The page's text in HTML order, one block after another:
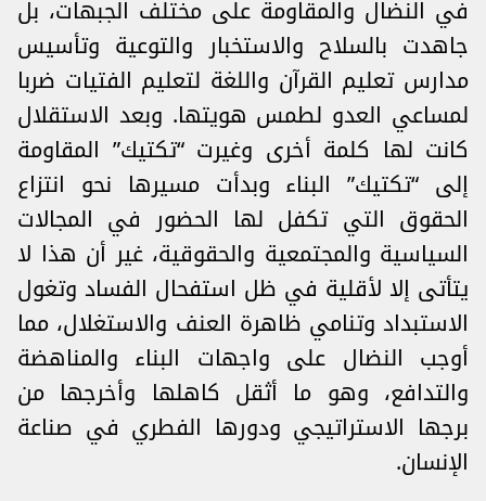
في النضال والمقاومة على مختلف الجبهات، بل
جاهدت بالسلاح والاستخبار والتوعية وتأسيس
مدارس تعليم القرآن واللغة لتعليم الفتيات ضربا
لمساعي العدو لطمس هويتها. وبعد الاستقلال
كانت لها كلمة أخرى وغيرت “تكتيك” المقاومة
إلى “تكتيك” البناء وبدأت مسيرها نحو انتزاع
الحقوق التي تكفل لها الحضور في المجالات
السياسية والمجتمعية والحقوقية، غير أن هذا لا
يتأتى إلا لأقلية في ظل استفحال الفساد وتغول
الاستبداد وتنامي ظاهرة العنف والاستغلال، مما
أوجب النضال على واجهات البناء والمناهضة
والتدافع، وهو ما أثقل كاهلها وأخرجها من
برجها الاستراتيجي ودورها الفطري في صناعة
الإنسان.